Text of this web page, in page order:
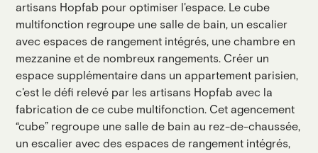
artisans Hopfab pour optimiser l'espace. Le cube
multifonction regroupe une salle de bain, un escalier
avec espaces de rangement intégrés, une chambre en
mezzanine et de nombreux rangements. Créer un
espace supplémentaire dans un appartement parisien,
c'est le défi relevé par les artisans Hopfab avec la
fabrication de ce cube multifonction. Cet agencement
“cube” regroupe une salle de bain au rez-de-chaussée,
un escalier avec des espaces de rangement intégrés,